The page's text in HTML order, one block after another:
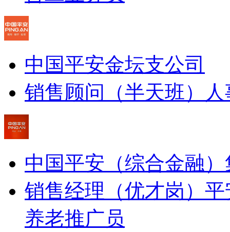
中国平安金坛支公司
销售顾问（半天班）
中国平安（综合金融）
销售经理（优才岗） 平
养老推广员